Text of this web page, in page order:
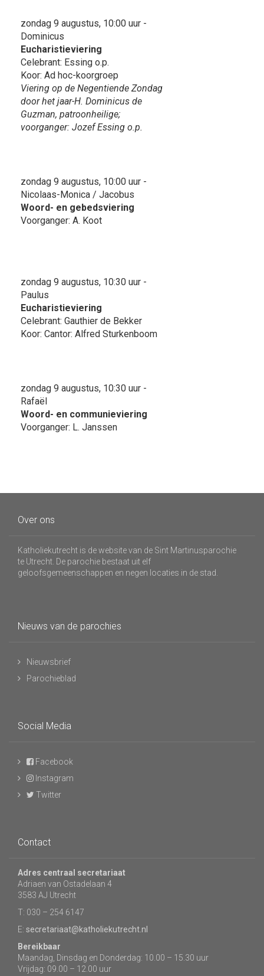
zondag 9 augustus, 10:00 uur -
Dominicus
Eucharistieviering
Celebrant: Essing o.p.
Koor: Ad hoc-koorgroep
Viering op de Negentiende Zondag
door het jaar-H. Dominicus de
Guzman, patroonheilige;
voorganger: Jozef Essing o.p.
zondag 9 augustus, 10:00 uur -
Nicolaas-Monica / Jacobus
Woord- en gebedsviering
Voorganger: A. Koot
zondag 9 augustus, 10:30 uur -
Paulus
Eucharistieviering
Celebrant: Gauthier de Bekker
Koor: Cantor: Alfred Sturkenboom
zondag 9 augustus, 10:30 uur -
Rafaël
Woord- en communieviering
Voorganger: L. Janssen
Over ons
Katholiekutrecht is de website van de Sint Martinusparochie
te Utrecht. De parochie bestaat uit elf
geloofsgemeenschappen en negen locaties in de stad.
Nieuws van de parochies
Nieuwsbrief
Parochieblad
Social Media
Facebook
Instagram
Twitter
Contact
Adres centraal secretariaat
Adriaen van Ostadelaan 4
3583 AJ Utrecht
T: 030 – 254 6147
E: secretariaat@katholiekutrecht.nl
Bereikbaar
Maandag, Dinsdag en Donderdag: 10.00 – 15.30 uur
Vrijdag: 09.00 – 12.00 uur